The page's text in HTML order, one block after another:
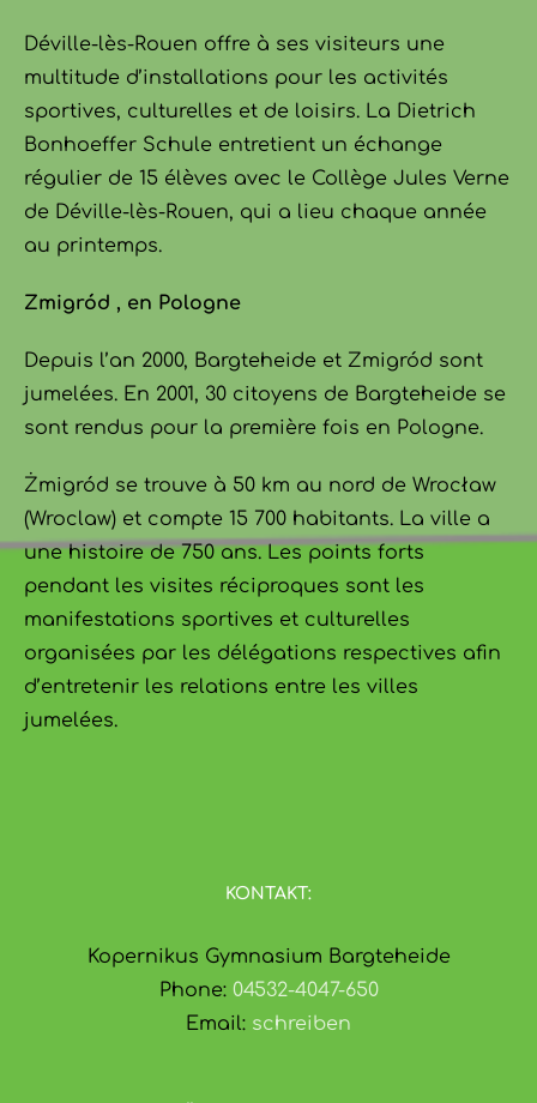
Déville-lès-Rouen offre à ses visiteurs une
multitude d’installations pour les activités
sportives, culturelles et de loisirs. La Dietrich
Bonhoeffer Schule entretient un échange
régulier de 15 élèves avec le Collège Jules Verne
de Déville-lès-Rouen, qui a lieu chaque année
au printemps.
Zmigród , en Pologne
Depuis l’an 2000, Bargteheide et Zmigród sont
jumelées. En 2001, 30 citoyens de Bargteheide se
sont rendus pour la première fois en Pologne.
Żmigród se trouve à 50 km au nord de Wrocław
(Wroclaw) et compte 15 700 habitants. La ville a
une histoire de 750 ans. Les points forts
pendant les visites réciproques sont les
manifestations sportives et culturelles
organisées par les délégations respectives afin
d’entretenir les relations entre les villes
jumelées.
KONTAKT:
Kopernikus Gymnasium Bargteheide
Phone: 04532-4047-650
Email: schreiben